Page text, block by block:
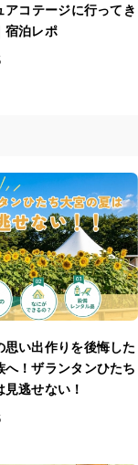
アコテージに行ってき
宿泊レポ
思い出作りを後悔した
へ！ザランタンひたち
逃せない！